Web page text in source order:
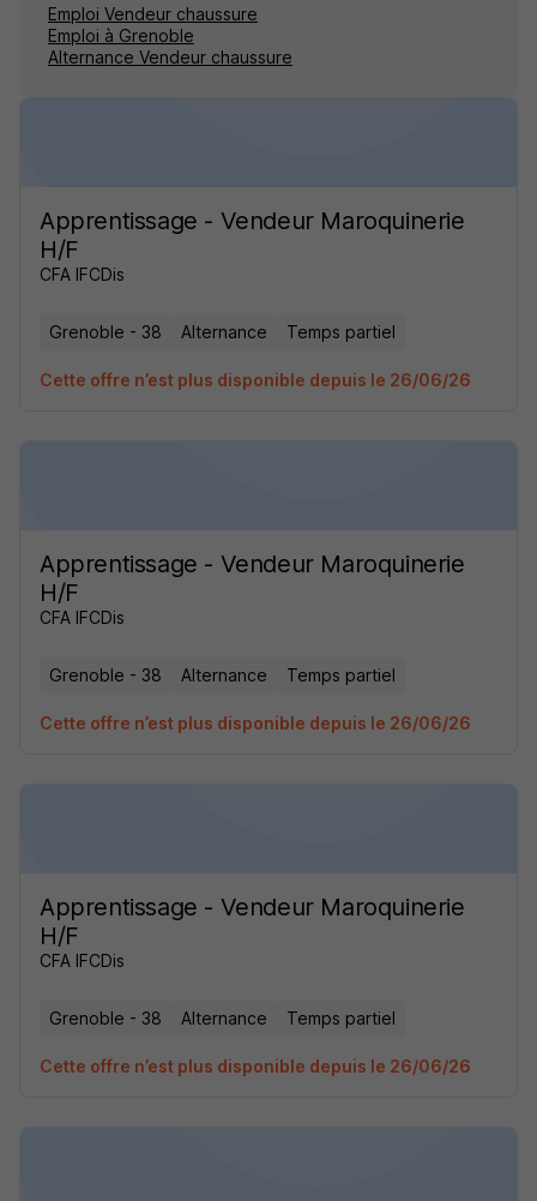
Emploi Vendeur chaussure
Emploi à Grenoble
Alternance Vendeur chaussure
Apprentissage - Vendeur Maroquinerie
H/F
CFA IFCDis
Grenoble - 38 Alternance Temps partiel
Cette offre n’est plus disponible depuis le 26/06/26
Apprentissage - Vendeur Maroquinerie
H/F
CFA IFCDis
Grenoble - 38 Alternance Temps partiel
Cette offre n’est plus disponible depuis le 26/06/26
Apprentissage - Vendeur Maroquinerie
H/F
CFA IFCDis
Grenoble - 38 Alternance Temps partiel
Cette offre n’est plus disponible depuis le 26/06/26